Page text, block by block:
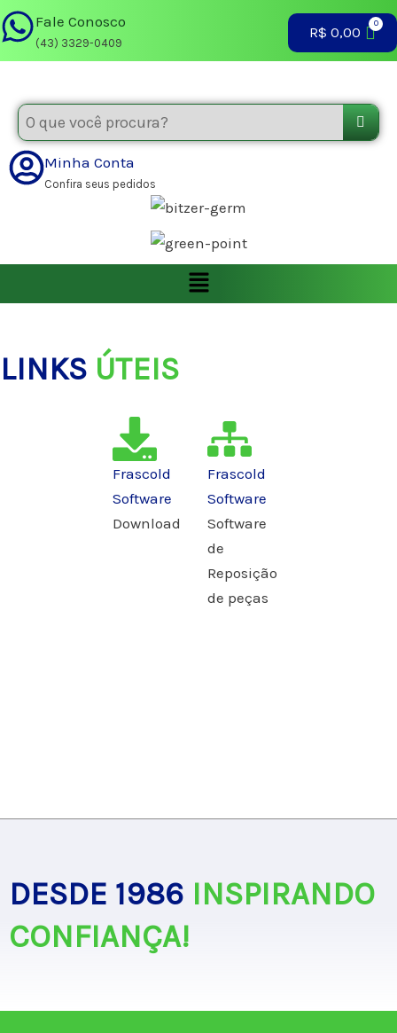
Ir
para
o
Fale Conosco
(43) 3329-0409
R$ 0,00
Minha Conta
Confira seus pedidos
Menu
LINKS ÚTEIS
Frascold
Software
Download
Frascold
Software
Software
de
Reposição
de peças
DESDE 1986 INSPIRANDO
CONFIANÇA!